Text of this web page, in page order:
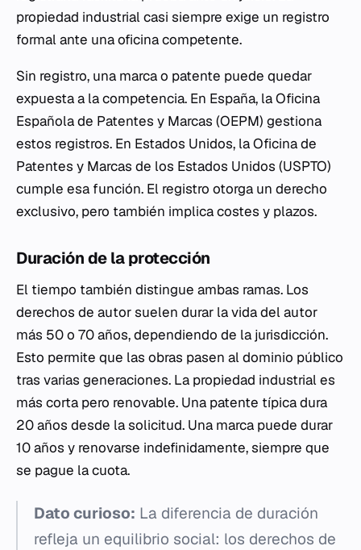
propiedad industrial casi siempre exige un registro
formal ante una oficina competente.
Sin registro, una marca o patente puede quedar
expuesta a la competencia. En España, la Oficina
Española de Patentes y Marcas (OEPM) gestiona
estos registros. En Estados Unidos, la Oficina de
Patentes y Marcas de los Estados Unidos (USPTO)
cumple esa función. El registro otorga un derecho
exclusivo, pero también implica costes y plazos.
Duración de la protección
El tiempo también distingue ambas ramas. Los
derechos de autor suelen durar la vida del autor
más 50 o 70 años, dependiendo de la jurisdicción.
Esto permite que las obras pasen al dominio público
tras varias generaciones. La propiedad industrial es
más corta pero renovable. Una patente típica dura
20 años desde la solicitud. Una marca puede durar
10 años y renovarse indefinidamente, siempre que
se pague la cuota.
Dato curioso: La diferencia de duración
refleja un equilibrio social: los derechos de